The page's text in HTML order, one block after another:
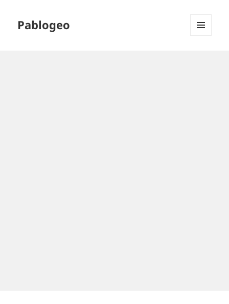
Pablogeo